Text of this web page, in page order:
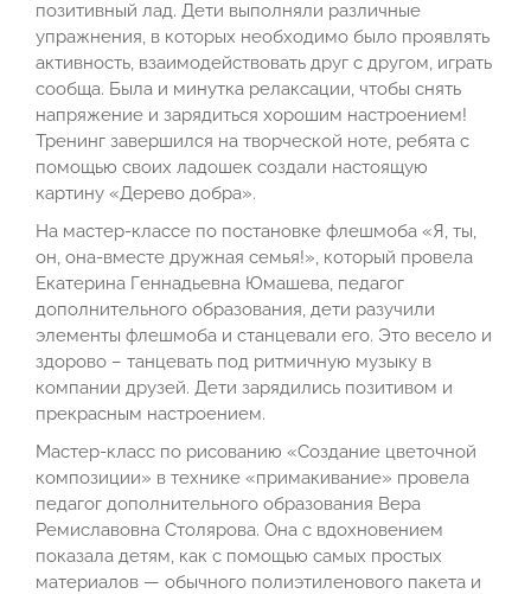
позитивный лад. Дети выполняли различные
упражнения, в которых необходимо было проявлять
активность, взаимодействовать друг с другом, играть
сообща. Была и минутка релаксации, чтобы снять
напряжение и зарядиться хорошим настроением!
Тренинг завершился на творческой ноте, ребята с
помощью своих ладошек создали настоящую
картину «Дерево добра».
На мастер-классе по постановке флешмоба «Я, ты,
он, она-вместе дружная семья!», который провела
Екатерина Геннадьевна Юмашева, педагог
дополнительного образования, дети разучили
элементы флешмоба и станцевали его. Это весело и
здорово – танцевать под ритмичную музыку в
компании друзей. Дети зарядились позитивом и
прекрасным настроением.
Мастер-класс по рисованию «Создание цветочной
композиции» в технике «примакивание» провела
педагог дополнительного образования Вера
Ремиславовна Столярова. Она с вдохновением
показала детям, как с помощью самых простых
материалов — обычного полиэтиленового пакета и